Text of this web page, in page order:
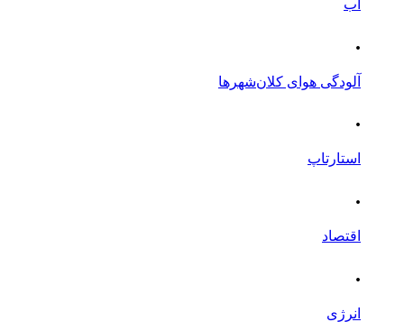
آب
.
آلودگی هوای کلان‌شهرها
.
استارتاپ
.
اقتصاد
.
انرژی